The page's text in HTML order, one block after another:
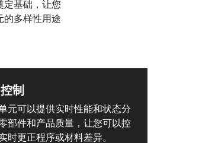
定基础，让您
的多样性用途
制
元可以提供实时性能和状态分
部件和产品质量，让您可以控
时更正程序或材料差异。